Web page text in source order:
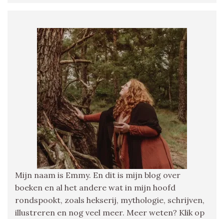
Mijn naam is Emmy. En dit is mijn blog over
boeken en al het andere wat in mijn hoofd
rondspookt, zoals hekserij, mythologie, schrijven,
illustreren en nog veel meer. Meer weten? Klik op